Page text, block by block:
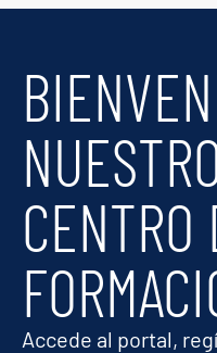
CENTRO
Accede al portal,